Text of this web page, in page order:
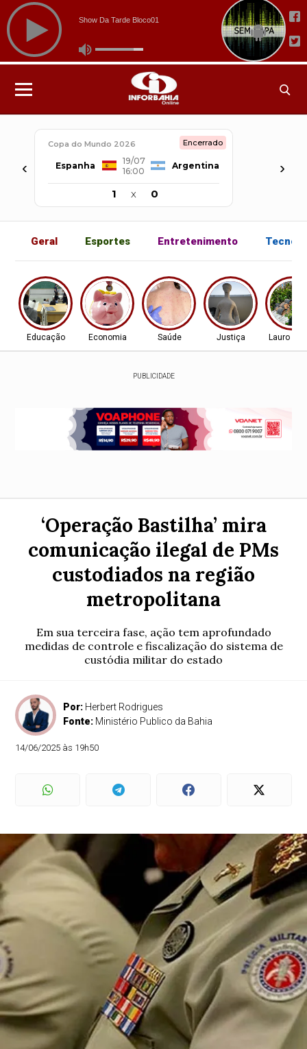
‹
Copa do Mundo 2026 Encerrado
Espanha
19/07
16:00
Argentina
1 x 0
›
Geral Esportes Entretenimento
Educação Economia Saúde Justiça Lauro de
PUBLICIDADE
‘Operação Bastilha’ mira
comunicação ilegal de PMs
custodiados na região
metropolitana
Em sua terceira fase, ação tem aprofundado
medidas de controle e fiscalização do sistema de
custódia militar do estado
Por: Herbert Rodrigues
Fonte: Ministério Publico da Bahia
14/06/2025 às 19h50